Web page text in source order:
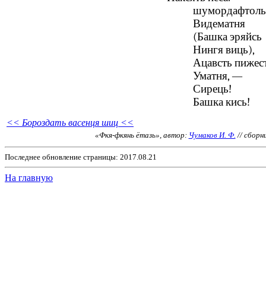
Видематня
(Башка эряйсь
Нингя виць),
Ацавсть
Уматня, —
Сирець!
Башка кись!
<< Бороздать васенця шиц <<
«Фкя-фкянь ётазь», автор: Чумаков И. Ф. //
Последнее обновление страницы: 2017.08.21
На главную